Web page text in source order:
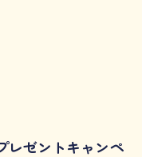
レゼントキャンペ